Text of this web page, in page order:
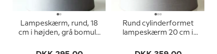
Lampeskærm, rund, 18
cm i højden, grå bomuld
Rund cylinderformet
lampeskærm 20 cm i